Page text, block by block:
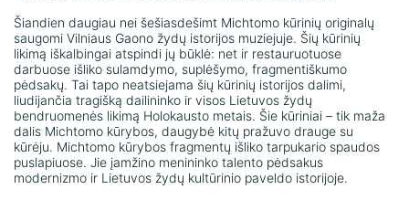
Šiandien daugiau nei šešiasdešimt Michtomo kūrinių originalų
saugomi Vilniaus Gaono žydų istorijos muziejuje. Šių kūrinių
likimą iškalbingai atspindi jų būklė: net ir restauruotuose
darbuose išliko sulamdymo, suplėšymo, fragmentiškumo
pėdsakų. Tai tapo neatsiejama šių kūrinių istorijos dalimi,
liudijančia tragišką dailininko ir visos Lietuvos žydų
bendruomenės likimą Holokausto metais. Šie kūriniai – tik maža
dalis Michtomo kūrybos, daugybė kitų pražuvo drauge su
kūrėju. Michtomo kūrybos fragmentų išliko tarpukario spaudos
puslapiuose. Jie įamžino menininko talento pėdsakus
modernizmo ir Lietuvos žydų kultūrinio paveldo istorijoje.